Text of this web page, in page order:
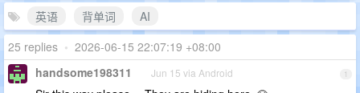
英语 背单词
AI
25 replies • 2026-06-15 22:07:19 +08:00
1
handsome198311 Jun 15 via Android